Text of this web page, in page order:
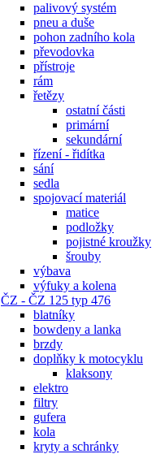
palivový systém
pneu a duše
pohon zadního kola
převodovka
přístroje
rám
řetězy
ostatní části
primární
sekundární
řízení - řidítka
sání
sedla
spojovací materiál
matice
podložky
pojistné kroužky
šrouby
výbava
výfuky a kolena
ČZ - ČZ 125 typ 476
blatníky
bowdeny a lanka
brzdy
doplňky k motocyklu
klaksony
elektro
filtry
gufera
kola
kryty a schránky